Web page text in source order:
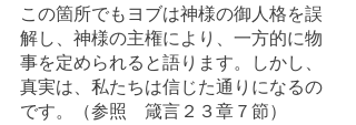
この箇所でもヨブは神様の御人格を誤
解し、神様の主権により、一方的に物
事を定められると語ります。しかし、
真実は、私たちは信じた通りになるの
です。（参照　箴言２３章７節）